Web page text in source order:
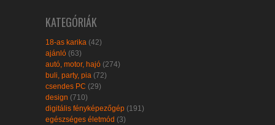
KATEGÓRIÁK
18-as karika (42)
ajánló (63)
autó, motor, hajó (274)
buli, party, pia (72)
csendes PC (29)
design (710)
digitális fényképezőgép (191)
egészséges életmód (3)